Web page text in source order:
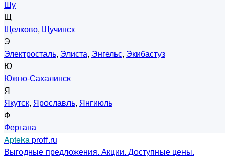
Шу
Щ
Щелково, Щучинск
Э
Электросталь, Элиста, Энгельс, Экибастуз
Ю
Южно-Сахалинск
Я
Якутск, Ярославль, Янгиюль
Ф
Фергана
Aptekaproff.ru
Выгодные предложения. Акции. Доступные цены.